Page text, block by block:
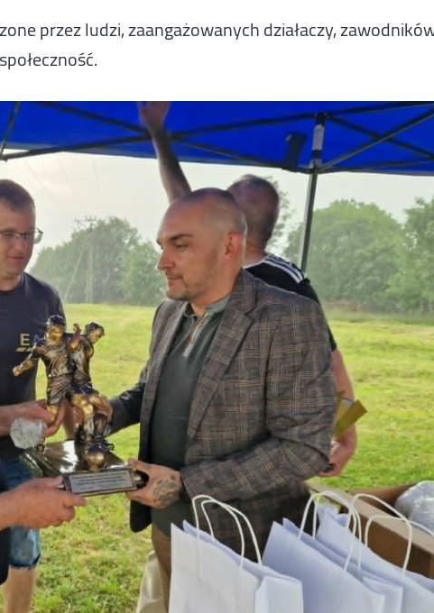
przez ludzi, zaangażowanych działaczy,